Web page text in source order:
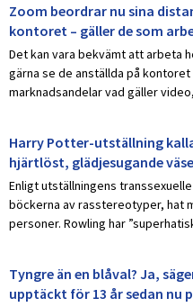
Zoom beordrar nu sina
kontoret – gäller de som
Det kan vara bekvämt att arbeta
gärna se de anställda på
marknadsandelar vad gäller
Harry Potter-utställning
hjärtlöst, glädjesugande
Enligt utställningens
böckerna av rasstereotyper, hat
personer. Rowling har
Tyngre än en blåval? Ja,
upptäckt för 13 år sedan nu